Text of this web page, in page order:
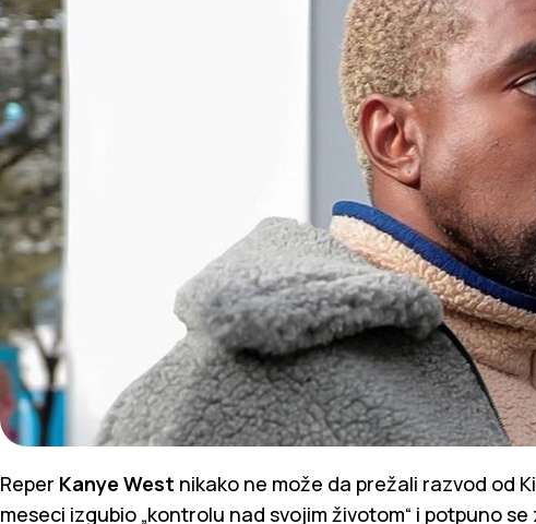
Reper Kanye West nikako ne može da prežali razvod od
meseci izgubio „kontrolu nad svojim životom“ i potpuno se